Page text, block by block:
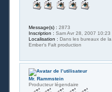
Message(s) : 2873
Inscription : Sam Avr 28, 2007 10:23
Localisation : Dans les bureaux de la
Ember's Falt production
Mr. Rammstein
Producteur légendaire